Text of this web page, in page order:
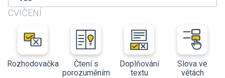
CVIČENÍ
Rozhodovačka
Čtení s
porozuměním
Doplňování
textu
Slova ve
větách